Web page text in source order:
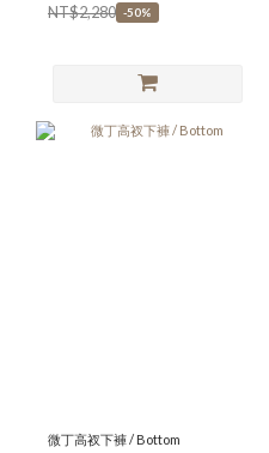
NT$2,280 -50%
微丁高衩下褲 / Bottom